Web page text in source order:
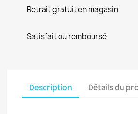
Retrait gratuit en magasin
Satisfait ou remboursé
Description Détails du